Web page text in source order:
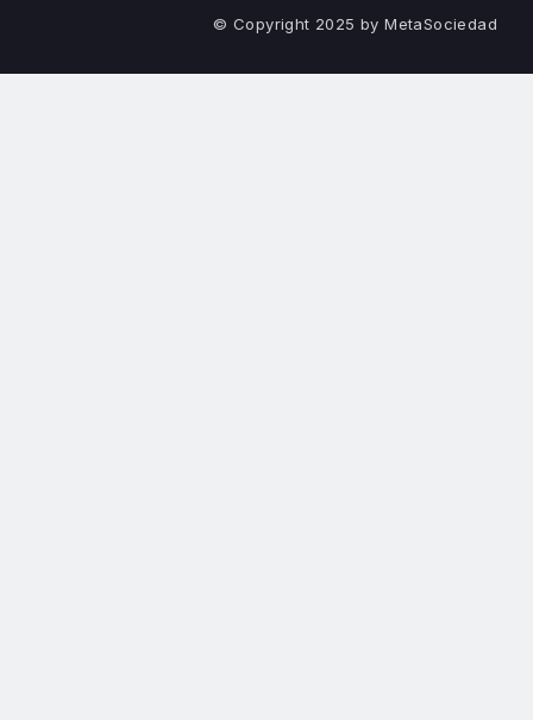
© Copyright 2025 by MetaSociedad